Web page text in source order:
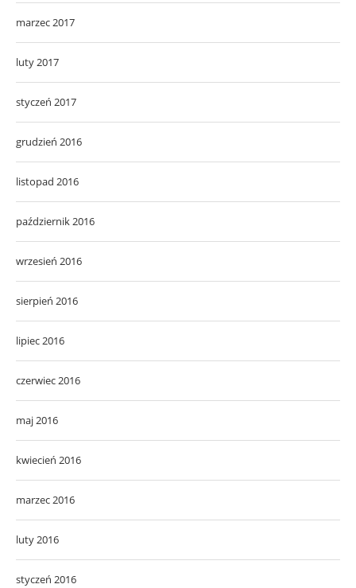
marzec 2017
luty 2017
styczeń 2017
grudzień 2016
listopad 2016
październik 2016
wrzesień 2016
sierpień 2016
lipiec 2016
czerwiec 2016
maj 2016
kwiecień 2016
marzec 2016
luty 2016
styczeń 2016